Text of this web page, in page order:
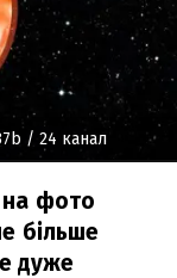
/ 24 канал
на фото
більше
дуже